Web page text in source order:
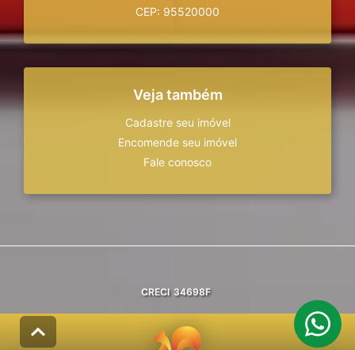
CEP: 95520000
Veja também
Cadastre seu imóvel
Encomende seu imóvel
Fale conosco
CRECI 34698F